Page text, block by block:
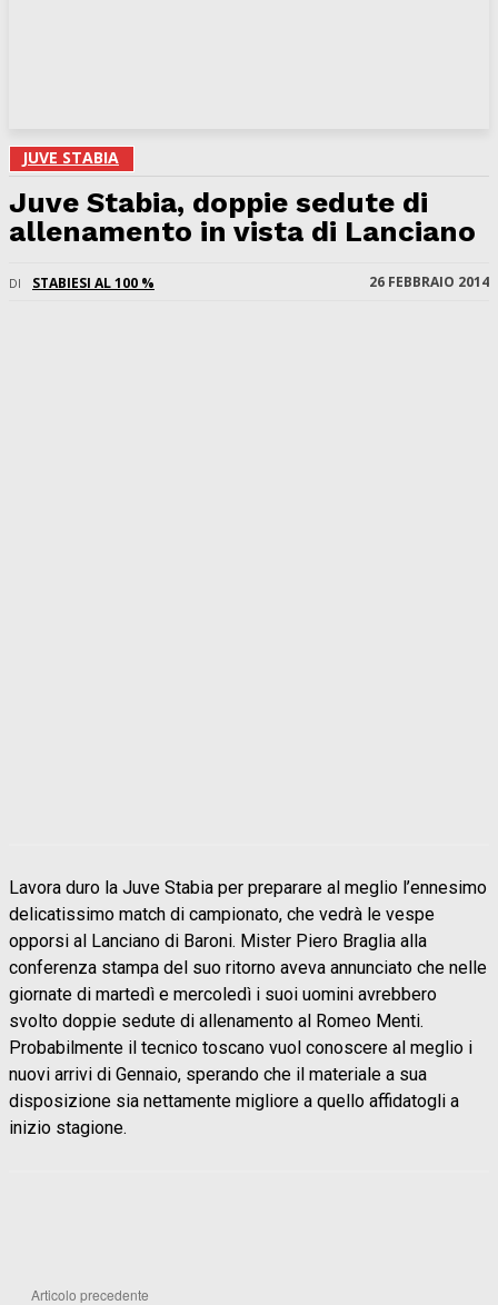
JUVE STABIA
Juve Stabia, doppie sedute di
allenamento in vista di Lanciano
DI STABIESI AL 100 % 26 FEBBRAIO 2014
Lavora duro la Juve Stabia per preparare al meglio l’ennesimo
delicatissimo match di campionato, che vedrà le vespe
opporsi al Lanciano di Baroni. Mister Piero Braglia alla
conferenza stampa del suo ritorno aveva annunciato che nelle
giornate di martedì e mercoledì i suoi uomini avrebbero
svolto doppie sedute di allenamento al Romeo Menti.
Probabilmente il tecnico toscano vuol conoscere al meglio i
nuovi arrivi di Gennaio, sperando che il materiale a sua
disposizione sia nettamente migliore a quello affidatogli a
inizio stagione.
Articolo precedente